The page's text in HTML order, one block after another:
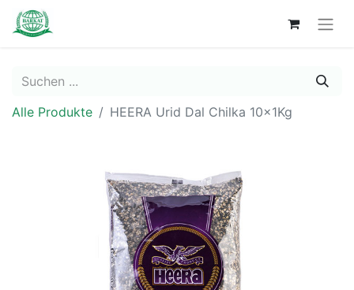
Alle Produkte HEERA Urid Dal Chilka 10x1Kg